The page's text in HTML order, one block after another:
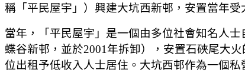
稱「平民屋宇」）興建大坑西新邨，安置當年
當年，「平民屋宇」是一個由多位社會知名人
蝶谷新邨，並於2001年拆卸），安置石硤尾大
位出租予低收入人士居住。大坑西邨作為一個